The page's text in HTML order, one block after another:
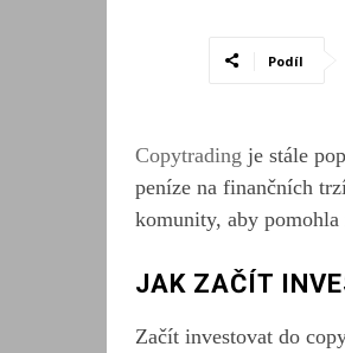
Podíl
Copytrading je stále
peníze na finančních
komunity, aby pomohla
JAK ZAČÍT
Začít investovat do